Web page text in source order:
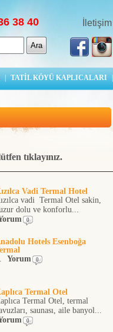
38 40 İletişim
| TATİL KÖYÜ KAPLICALARI |
tıklayınız.
Vadi Termal Hotel
vadi Termal Otel sakin,
dolu ve konforlu...
0
Hotels Esenboğa
Yorum 0
Termal Otel
Termal Otel, termal
saunası, aile banyol...
0